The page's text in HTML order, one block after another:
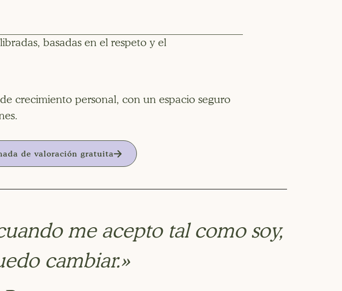
basadas en el respeto y el
crecimiento personal, con un espacio seguro
de valoración gratuita
me acepto tal como soy,
cambiar.»